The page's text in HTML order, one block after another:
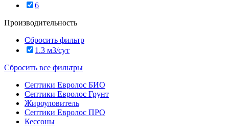
6
Производительность
Сбросить фильтр
1.3 м3/сут
Сбросить все фильтры
Септики Евролос БИО
Септики Евролос Грунт
Жироуловитель
Септики Евролос ПРО
Кессоны